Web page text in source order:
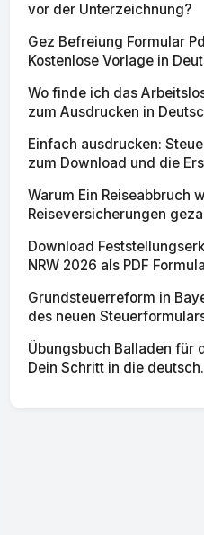
vor der Unterzeichnung?
Gez Befreiung Formular
Kostenlose Vorlage in
Wo finde ich das
zum Ausdrucken in
Einfach ausdrucken:
zum Download und die
Warum Ein Reiseabbruch
Reiseversicherungen
Download
NRW 2026 als PDF
Grundsteuerreform in
des neuen
Übungsbuch Balladen für
Dein Schritt in die